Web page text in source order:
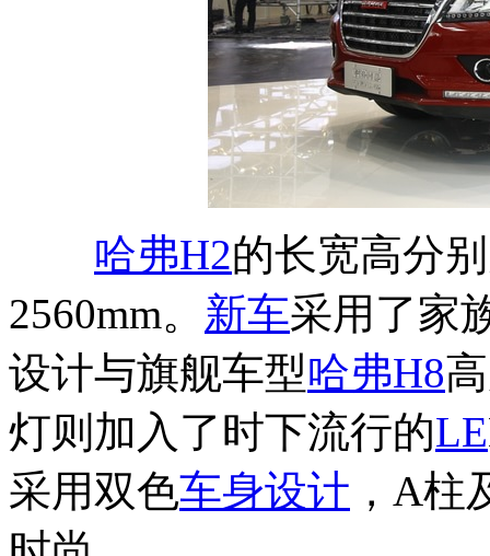
哈弗H2的长宽高分
2560mm。 新车采用了家
设计与旗舰车型哈弗H8
灯则加入了时下流行的LE
采用双色车身设计 ，A